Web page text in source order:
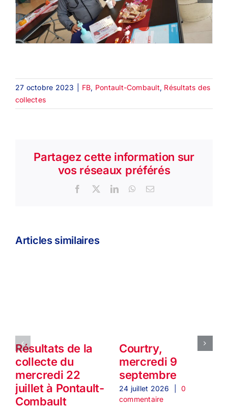
27 octobre 2023 FB, Pontault-Combault, Résultats des
collectes
Partagez cette information sur
vos réseaux préférés
Facebook
X LinkedInWhatsApp
Email
Articles similaires
Résultats de la
collecte du
mercredi 22
juillet à Pontault-
Combault
Courtry,
mercredi 9
septembre
24 juillet 2026
0
commentaire